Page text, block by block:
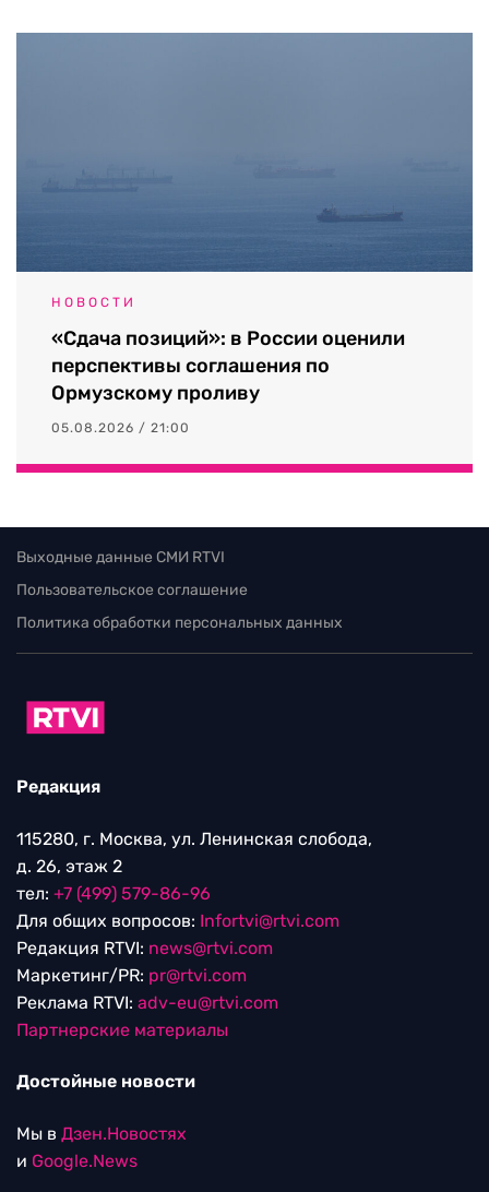
НОВОСТИ
«Сдача позиций»: в России оценили
перспективы соглашения по
Ормузскому проливу
05.08.2026 / 21:00
Выходные данные СМИ RTVI
Пользовательское соглашение
Политика обработки персональных данных
Редакция
115280, г. Москва, ул. Ленинская слобода,
д. 26, этаж 2
тел: +7 (499) 579-86-96
Для общих вопросов: Infortvi@rtvi.com
Редакция RTVI: news@rtvi.com
Маркетинг/PR: pr@rtvi.com
Реклама RTVI: adv-eu@rtvi.com
Партнерские материалы
Достойные новости
Мы в Дзен.Новостях
и Google.News